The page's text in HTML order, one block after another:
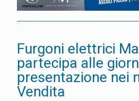
Furgoni elettrici
partecipa alle
presentazione nei
Vendita